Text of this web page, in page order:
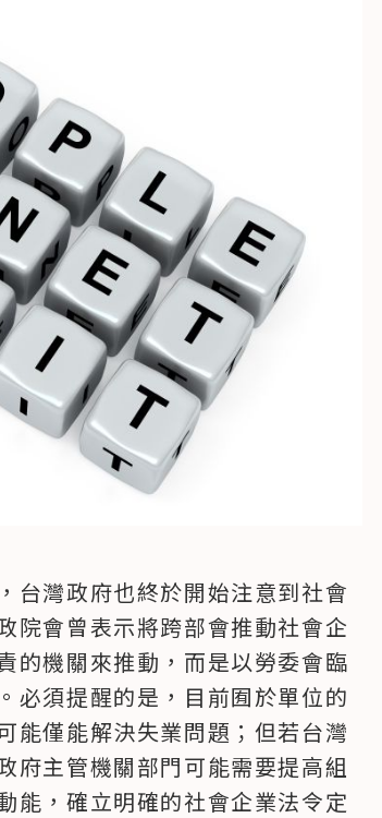
台灣政府也終於開始注意到社會
院會曾表示將跨部會推動社會企
的機關來推動，而是以勞委會臨
必須提醒的是，目前囿於單位的
能僅能解決失業問題；但若台灣
府主管機關部門可能需要提高組
能，確立明確的社會企業法令定